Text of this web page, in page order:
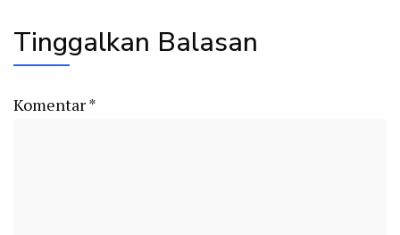
Tinggalkan Balasan
Komentar*